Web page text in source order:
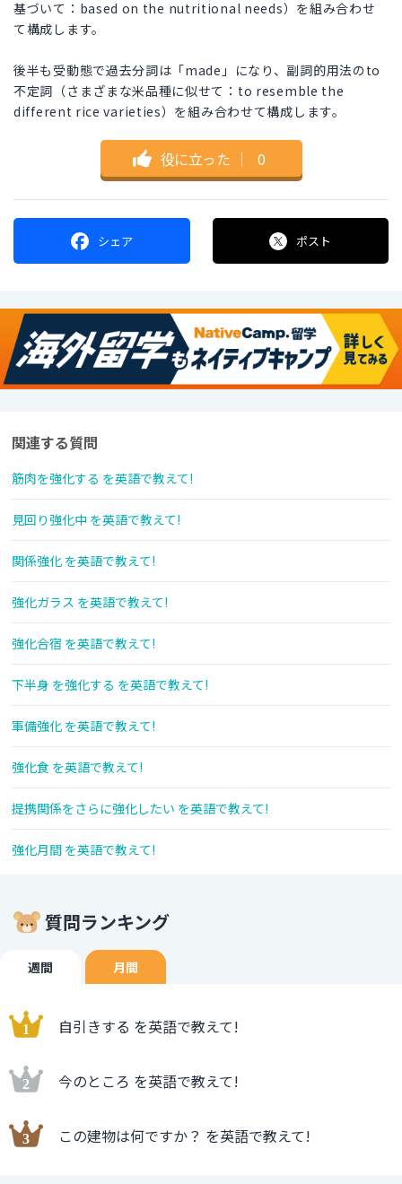
基づいて：based on the nutritional needs）を組み合わせ
て構成します。
後半も受動態で過去分詞は「made」になり、副詞的用法のto
不定詞（さまざまな米品種に似せて：to resemble the
different rice varieties）を組み合わせて構成します。
役に立った ｜ 0
シェア ポスト
関連する質問
筋肉を強化する を英語で教えて!
見回り強化中 を英語で教えて!
関係強化 を英語で教えて!
強化ガラス を英語で教えて!
強化合宿 を英語で教えて!
下半身 を強化する を英語で教えて!
軍備強化 を英語で教えて!
強化食 を英語で教えて!
提携関係をさらに強化したい を英語で教えて!
強化月間 を英語で教えて!
質問ランキング
週間 月間
自引きする を英語で教えて!
今のところ を英語で教えて!
この建物は何ですか？ を英語で教えて!